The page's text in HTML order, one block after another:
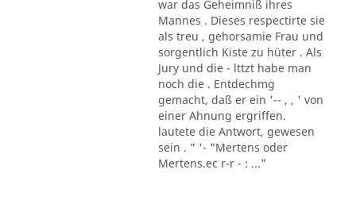
war das Geheimniß ihres
Mannes . Dieses respectirte sie
als treu , gehorsamie Frau und
sorgentlich Kiste zu hüter . Als
Jury und die - lttzt habe man
noch die . Entdechmg
gemacht, daß er ein '-- , , ' von
einer Ahnung ergriffen.
lautete die Antwort, gewesen
sein . " '- "Mertens oder
Mertens.ec r-r - : ..."